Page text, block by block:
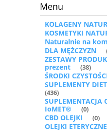
Menu
KOLAGENY
KOSMETYKI
Naturalnie na
DLA MĘŻCZYZN
ZESTAWY
prezent
(38)
ŚRODKI
SUPLEMENTY
(436)
SUPLEMENTACJA
IoMET®
(0)
CBD OLEJKI (0)
OLEJKI ETERYCZNE